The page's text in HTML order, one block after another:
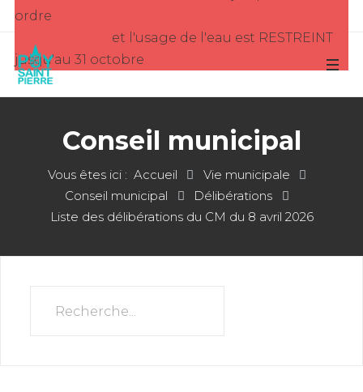
ordre
et l'usage de l'eau est RESTREINT
jusqu'au 31 octobre
Conseil municipal
Vous êtes ici : Accueil
Vie municipale
Conseil municipal
Délibérations
Liste des délibérations du CM du 8 avril 2026